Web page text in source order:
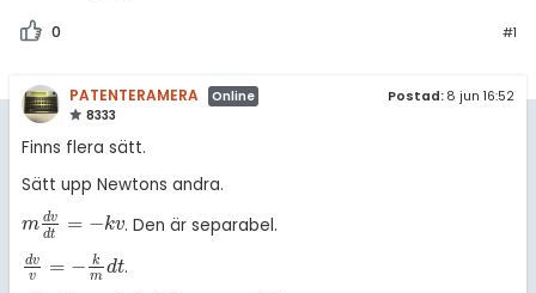
0 #1
PATENTERAMERA
Online
8333
Postad: 8 jun 16:52
Finns flera sätt.
Sätt upp Newtons andra.
m dv
dt = −kv
mdvd t= -kv . Den är separabel.
dv
v
= − k
m dt
dv v=- kmdt
.